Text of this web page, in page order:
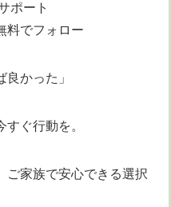
ポート
料でフォロー
かった」
ぐ行動を。
ご家族で安心できる選択